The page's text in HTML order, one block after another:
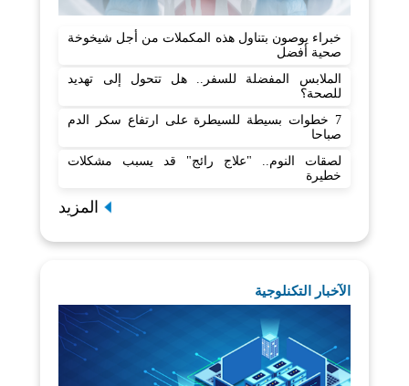
خبراء يوصون بتناول هذه المكملات من أجل شيخوخة
صحية أفضل
الملابس المفضلة للسفر.. هل تتحول إلى تهديد
للصحة؟
7 خطوات بسيطة للسيطرة على ارتفاع سكر الدم
صباحا
لصقات النوم.. "علاج رائج" قد يسبب مشكلات
خطيرة
المزيد
الآخبار التكنلوجية